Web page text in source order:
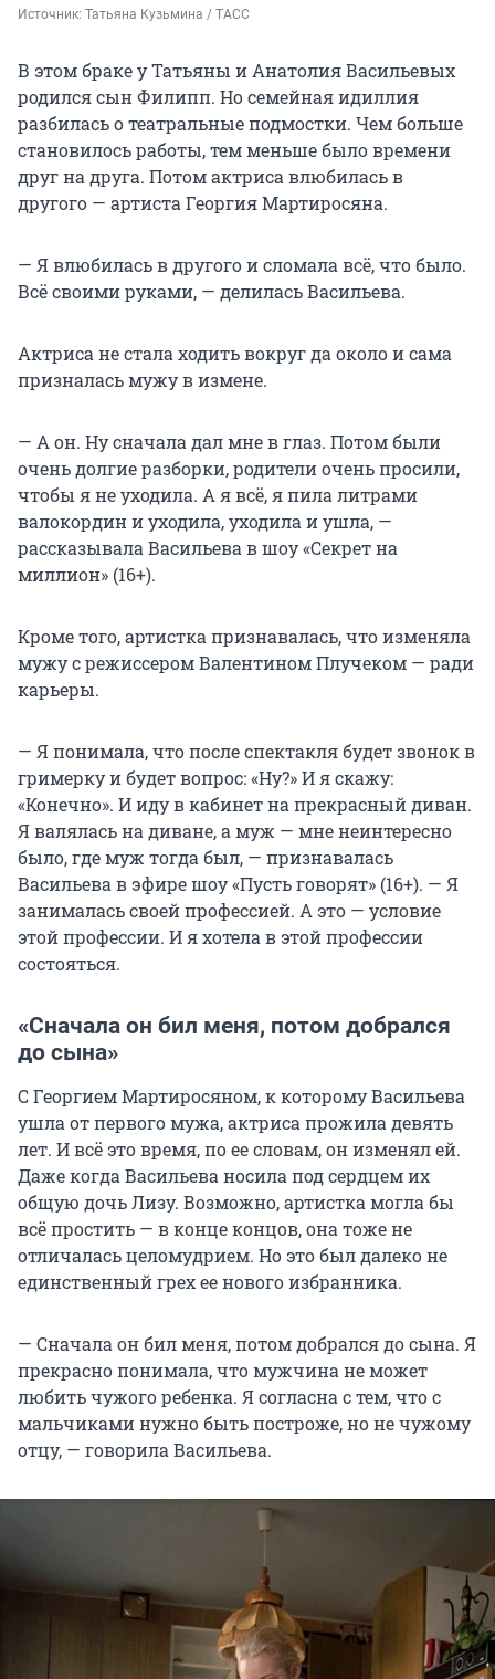
Источник: Татьяна Кузьмина / ТАСС
В этом браке у Татьяны и Анатолия Васильевых
родился сын Филипп. Но семейная идиллия
разбилась о театральные подмостки. Чем больше
становилось работы, тем меньше было времени
друг на друга. Потом актриса влюбилась в
другого — артиста Георгия Мартиросяна.
— Я влюбилась в другого и сломала всё, что было.
Всё своими руками, — делилась Васильева.
Актриса не стала ходить вокруг да около и сама
призналась мужу в измене.
— А он. Ну сначала дал мне в глаз. Потом были
очень долгие разборки, родители очень просили,
чтобы я не уходила. А я всё, я пила литрами
валокордин и уходила, уходила и ушла, —
рассказывала Васильева в шоу «Секрет на
миллион» (16+).
Кроме того, артистка признавалась, что изменяла
мужу с режиссером Валентином Плучеком — ради
карьеры.
— Я понимала, что после спектакля будет звонок в
гримерку и будет вопрос: «Ну?» И я скажу:
«Конечно». И иду в кабинет на прекрасный диван.
Я валялась на диване, а муж — мне неинтересно
было, где муж тогда был, — признавалась
Васильева в эфире шоу «Пусть говорят» (16+). — Я
занималась своей профессией. А это — условие
этой профессии. И я хотела в этой профессии
состояться.
«Сначала он бил меня, потом добрался
до сына»
С Георгием Мартиросяном, к которому Васильева
ушла от первого мужа, актриса прожила девять
лет. И всё это время, по ее словам, он изменял ей.
Даже когда Васильева носила под сердцем их
общую дочь Лизу. Возможно, артистка могла бы
всё простить — в конце концов, она тоже не
отличалась целомудрием. Но это был далеко не
единственный грех ее нового избранника.
— Сначала он бил меня, потом добрался до сына. Я
прекрасно понимала, что мужчина не может
любить чужого ребенка. Я согласна с тем, что с
мальчиками нужно быть построже, но не чужому
отцу, — говорила Васильева.